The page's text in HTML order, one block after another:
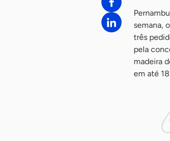
semana,
três
pela
madeira
em até